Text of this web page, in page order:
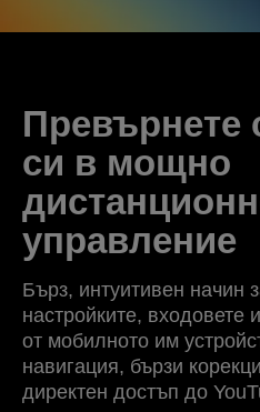
Превърнете
си в мощно
управление
Бърз, интуитивен начин
настройките, входовете
от мобилното им
навигация, бързи
директен достъп до